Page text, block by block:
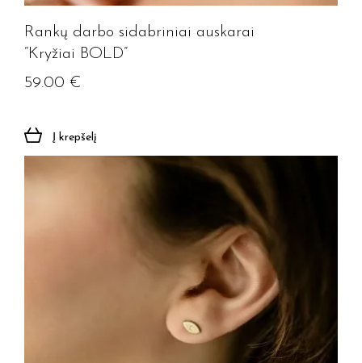
Rankų darbo sidabriniai auskarai
“Kryžiai BOLD”
59.00 €
Į krepšelį